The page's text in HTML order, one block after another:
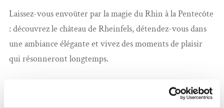
Laissez-vous envoûter par la magie du Rhin à la Pentecôte
: découvrez le château de Rheinfels, détendez-vous dans
une ambiance élégante et vivez des moments de plaisir
qui résonneront longtemps.
Champagne et chocolats de bienvenue dans la chambre